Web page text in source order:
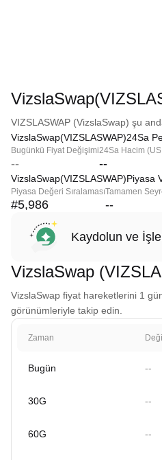
VIZSLASWAP (VizslaSwap) şu
VizslaSwap(VIZSLASWAP)24Sa
Bugünkü Fiyat Değişimi
--
24Sa Hacim
--
VizslaSwap(VIZSLASWAP)Piyasa
Piyasa Değeri Sıralaması
#5,986
Tamamen
--
Kaydolun ve
VizslaSwap
VizslaSwap fiyat hareketlerini 1
görünümleriyle takip edin.
Zaman
Bugün --
30G --
60G --